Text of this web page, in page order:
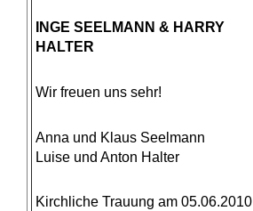
INGE SEELMANN & HARRY
HALTER
Wir freuen uns sehr!
Anna und Klaus Seelmann
Luise und Anton Halter
Kirchliche Trauung am 05.06.2010